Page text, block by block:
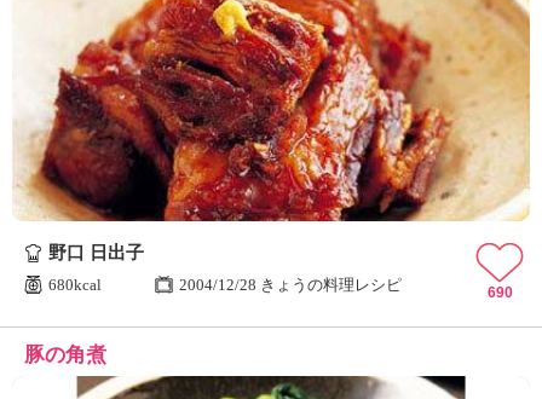
野口 日出子
680kcal 2004/12/28 きょうの料理レシピ 690
豚の角煮